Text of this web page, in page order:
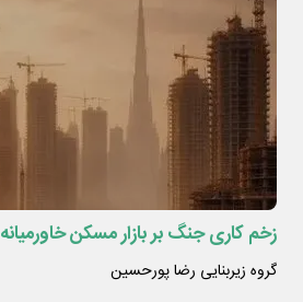
زخم کاری جنگ بر بازار مسکن خاورمیانه
گروه زیربنایی رضا پورحسین